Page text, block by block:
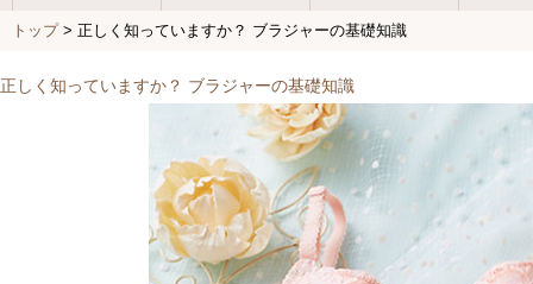
トップ> 正しく知っていますか？ ブラジャーの基礎知識
正しく知っていますか？ ブラジャーの基礎知識